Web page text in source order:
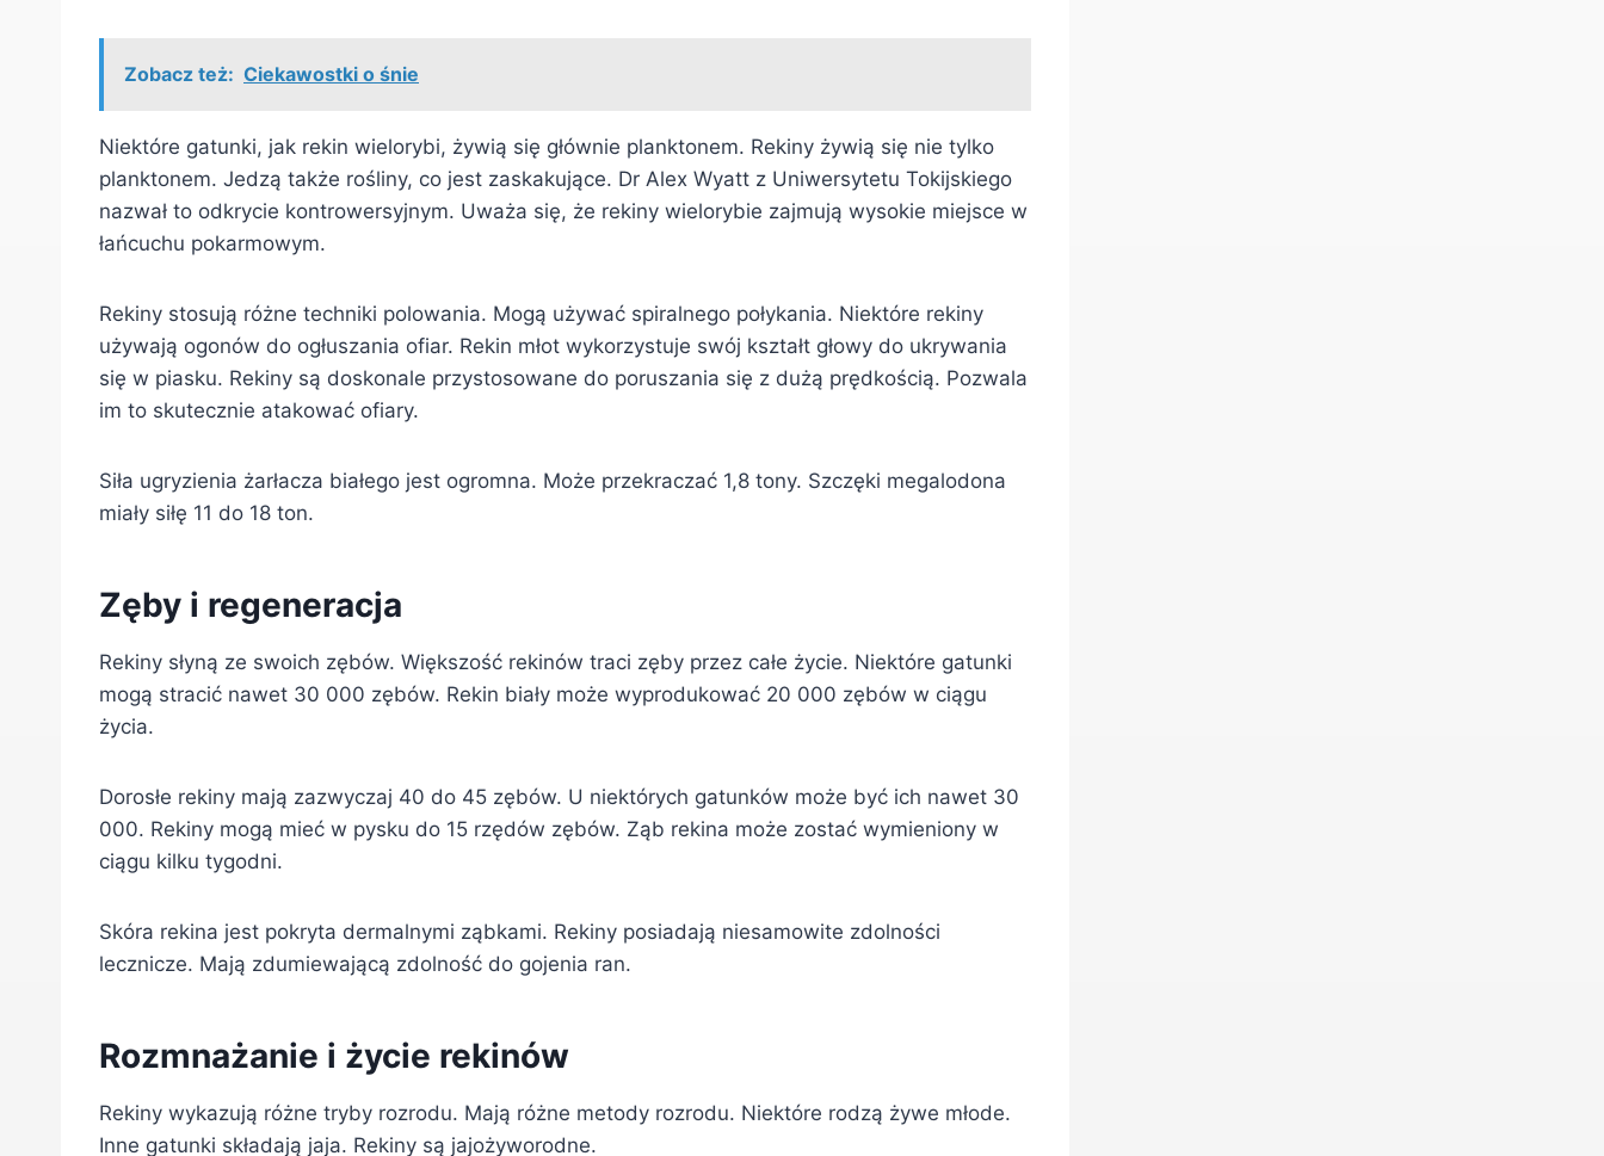
Zobacz też: Ciekawostki o śnie
Niektóre gatunki, jak rekin wielorybi, żywią się głównie planktonem. Rekiny żywią się nie tylko
planktonem. Jedzą także rośliny, co jest zaskakujące. Dr Alex Wyatt z Uniwersytetu Tokijskiego
nazwał to odkrycie kontrowersyjnym. Uważa się, że rekiny wielorybie zajmują wysokie miejsce w
łańcuchu pokarmowym.
Rekiny stosują różne techniki polowania. Mogą używać spiralnego połykania. Niektóre rekiny
używają ogonów do ogłuszania ofiar. Rekin młot wykorzystuje swój kształt głowy do ukrywania
się w piasku. Rekiny są doskonale przystosowane do poruszania się z dużą prędkością. Pozwala
im to skutecznie atakować ofiary.
Siła ugryzienia żarłacza białego jest ogromna. Może przekraczać 1,8 tony. Szczęki megalodona
miały siłę 11 do 18 ton.
Zęby i regeneracja
Rekiny słyną ze swoich zębów. Większość rekinów traci zęby przez całe życie. Niektóre gatunki
mogą stracić nawet 30 000 zębów. Rekin biały może wyprodukować 20 000 zębów w ciągu
życia.
Dorosłe rekiny mają zazwyczaj 40 do 45 zębów. U niektórych gatunków może być ich nawet 30
000. Rekiny mogą mieć w pysku do 15 rzędów zębów. Ząb rekina może zostać wymieniony w
ciągu kilku tygodni.
Skóra rekina jest pokryta dermalnymi ząbkami. Rekiny posiadają niesamowite zdolności
lecznicze. Mają zdumiewającą zdolność do gojenia ran.
Rozmnażanie i życie rekinów
Rekiny wykazują różne tryby rozrodu. Mają różne metody rozrodu. Niektóre rodzą żywe młode.
Inne gatunki składają jaja. Rekiny są jajożyworodne.